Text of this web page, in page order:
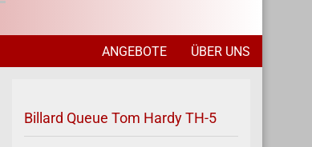
ANGEBOTE ÜBER UNS
Billard Queue Tom Hardy TH-5